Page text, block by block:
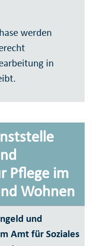
werden
in
Pflege im
Wohnen
und
Amt für Soziales